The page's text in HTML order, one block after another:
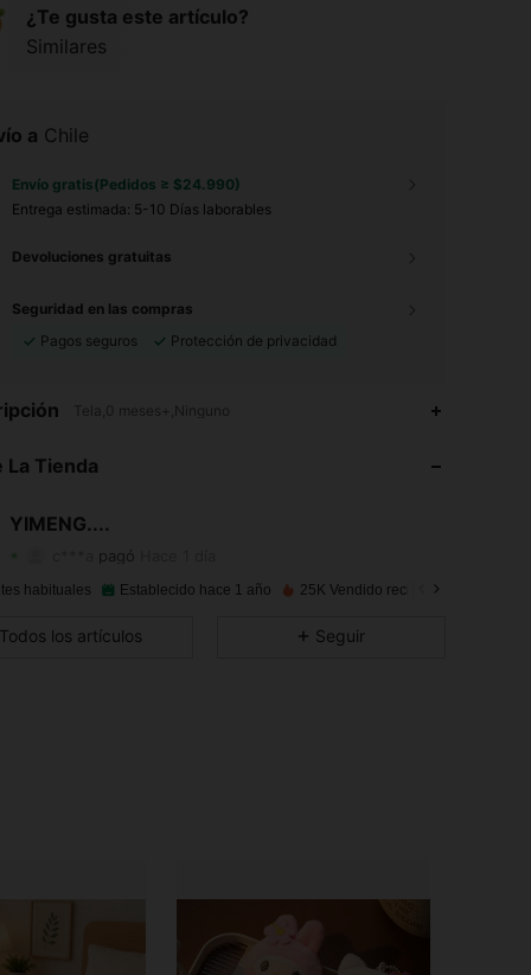
¿Te gusta este artículo?
Similares
a Chile
Envío gratis(Pedidos ≥ $24.990)
Entrega estimada: 5-10 Días laborables
Devoluciones gratuitas
Seguridad en las compras
Pagos seguros
Protección de privacidad
Tela,0 meses+,Ninguno
La Tienda
YIMENG....
4,88
pagó
4,88 103 182
4,88
habituales Establecido hace 1 año 25K Vendido recientemente
Todos los artículos Seguir